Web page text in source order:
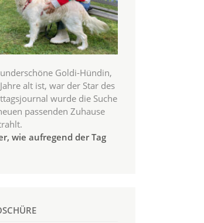
Goldi-Hündin,
alt ist, war der Star des
wurde die Suche
passenden Zuhause
wie aufregend der Tag